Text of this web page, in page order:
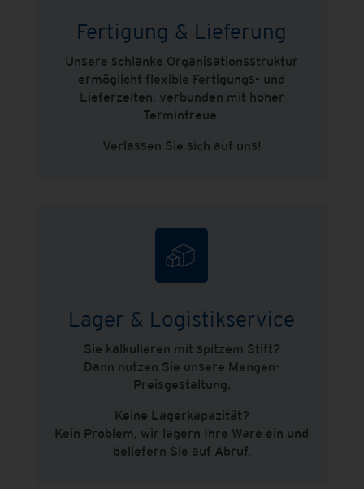
Fertigung & Lieferung
Unsere schlanke Organisationsstruktur
ermöglicht flexible Fertigungs- und
Lieferzeiten, verbunden mit hoher
Termintreue.
Verlassen Sie sich auf uns!
Lager & Logistikservice
Sie kalkulieren mit spitzem Stift?
Dann nutzen Sie unsere Mengen-
Preisgestaltung.
Keine Lagerkapazität?
Kein Problem, wir lagern Ihre Ware ein und
beliefern Sie auf Abruf.